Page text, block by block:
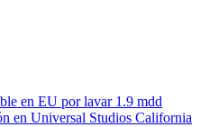
en EU por lavar 1.9 mdd
en Universal Studios California